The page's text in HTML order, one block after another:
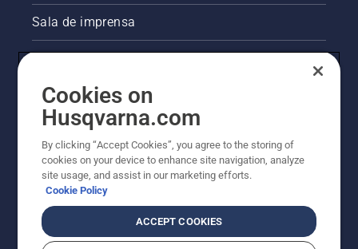
Sala de imprensa
Outros websites da Husqvarna
A abordagem da Husqvarna à sustentabilidade
Cookies on
Husqvarna.com
By clicking “Accept Cookies”, you agree to the storing of
cookies on your device to enhance site navigation, analyze
site usage, and assist in our marketing efforts.
Cookie Policy
ACCEPT COOKIES